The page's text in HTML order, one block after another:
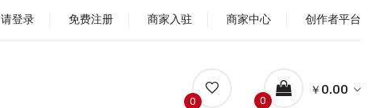
请登录 免费注册 商家入驻 商家中心 创作者平台
0
￥0.00
0